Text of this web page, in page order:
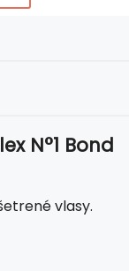
N°1 Bond
vlasy.